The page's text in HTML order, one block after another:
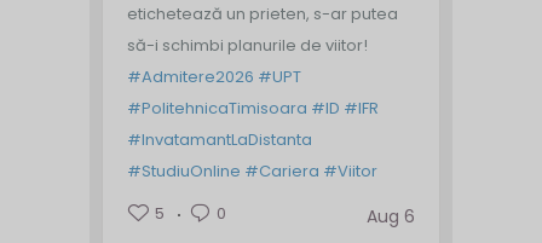
etichetează un prieten, s-ar putea
să-i schimbi planurile de viitor!
#Admitere2026 #UPT
#PolitehnicaTimisoara #ID #IFR
#InvatamantLaDistanta
#StudiuOnline #Cariera #Viitor
5
0 Aug 6